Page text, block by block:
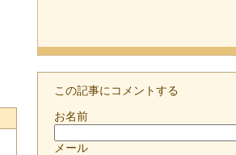
この記事にコメントする
お名前
メール